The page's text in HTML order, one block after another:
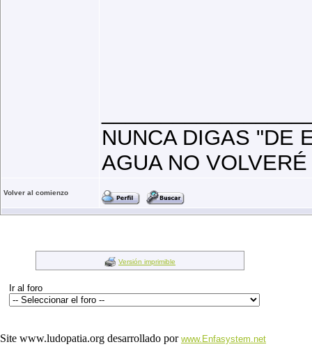
NUNCA DIGAS "DE
AGUA NO
Volver al comienzo
Versión imprimible
Ir al foro
Site www.ludopatia.org desarrollado por www.Enfasystem.net